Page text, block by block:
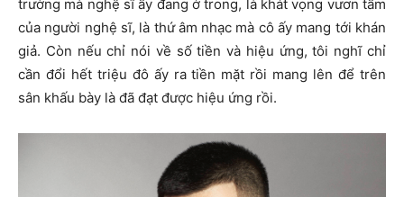
trường mà nghệ sĩ ấy đang ở trong, là khát vọng vươn tầm
của người nghệ sĩ, là thứ âm nhạc mà cô ấy mang tới khán
giả. Còn nếu chỉ nói về số tiền và hiệu ứng, tôi nghĩ chỉ
cần đổi hết triệu đô ấy ra tiền mặt rồi mang lên để trên
sân khấu bày là đã đạt được hiệu ứng rồi.